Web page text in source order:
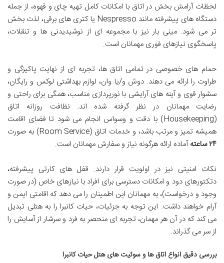
لحظات آرامش بخش در اتاق با امکانات کامل تهیه چای و قهوه، از جمله
دستگاه های پیشرفته مانند Nespresso یا کتری های برقی، لذت بخش
تر می شود. مینی بار نیز با مجموعه ای از نوشیدیدنی ها و تنقلات،
پاسخگوی نیازهای فوری مهمانان است.
حمام های خصوصی در تمامی اتاق ها، تجربه ای از نهایت پاکیزگی و
طراوت را ارائه می دهند. دوش و/یا وان، لوازم بهداشتی لوکس و رایگان،
سشوار قوی و آینه های آرایشی با نورپردازی مناسب، همگی برای راحتی و
رضایت مهمانان در نظر گرفته شده اند. نظافت روزانه اتاق
(Housekeeping) با دقت و وسواس انجام می شود تا فضای اقامت
همیشه تمیز و مرتب باشد، و خدمات اتاق (Room Service) به صورت
۲۴ ساعته
آماده ارائه هرگونه نیاز و سفارش مهمانان است.
نکات امنیتی نیز در اولویت قرار دارند. قفل های کارتی پیشرفته،
دتکتورهای دود و امکانات دسترسی برای افراد با نیازهای خاص (در صورت
وجود و درخواست)، به مهمانان این اطمینان را می دهد که اقامتی ایمن و
آرام خواهند داشت. این توجه به جزئیات، حیات کانبرا را به هتلی تبدیل
می کند که در آن هر مهمان، تجربه ای منحصر به فرد و سرشار از آسایش را
از سر می گذراند.
بررسی دقیق انواع اتاق ها و سوئیت های هتل حیات کانبرا